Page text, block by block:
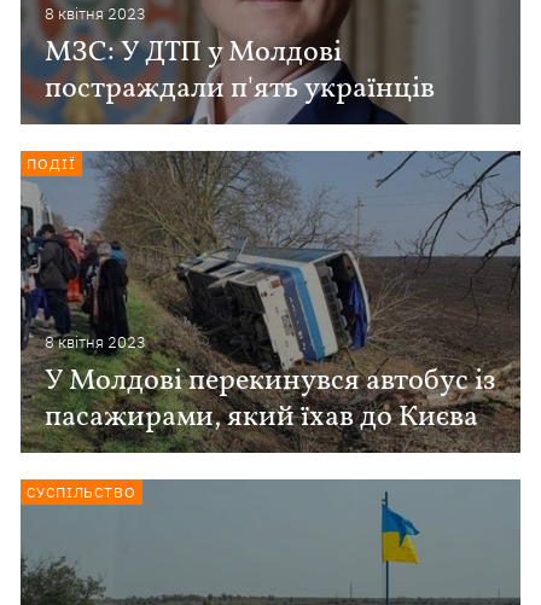
8 квiтня 2023
МЗС: У ДТП у Молдові
постраждали п'ять українців
8 квiтня 2023
У Молдові перекинувся автобус із
пасажирами, який їхав до Києва
ПОДІЇ
СУСПІЛЬСТВО